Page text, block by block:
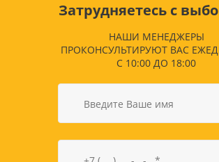
Затрудняетесь с
НАШИ МЕНЕДЖЕРЫ
ПРОКОНСУЛЬТИРУЮТ ВАС
С 10:00 ДО 18:00